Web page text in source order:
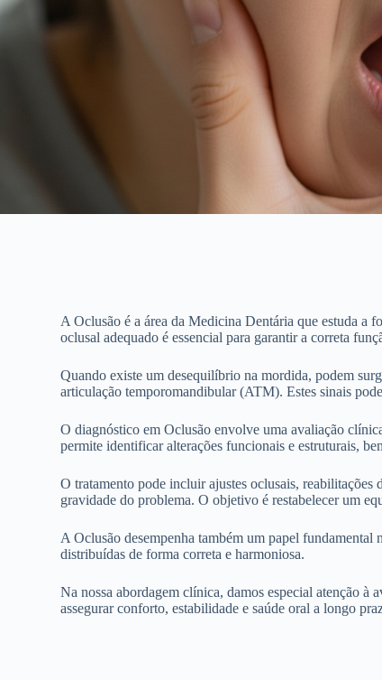
A Oclusão é a área da Medicina Dentária que estuda a
oclusal adequado é essencial para garantir a correta
Quando existe um desequilíbrio na mordida, podem
articulação temporomandibular (ATM). Estes sinais
O diagnóstico em Oclusão envolve uma avaliação
permite identificar alterações funcionais e estruturais,
O tratamento pode incluir ajustes oclusais,
gravidade do problema. O objetivo é restabelecer um
A Oclusão desempenha também um papel fundamental
distribuídas de forma correta e harmoniosa.
Na nossa abordagem clínica, damos especial atenção
assegurar conforto, estabilidade e saúde oral a longo